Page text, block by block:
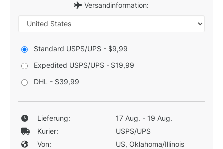
Versandinformation:
Standard USPS/UPS - $9,99
Expedited USPS/UPS - $19,99
DHL - $39,99
Lieferung:
17 Aug. - 19 Aug.
Kurier:
USPS/UPS
Von:
US, Oklahoma/Illinois